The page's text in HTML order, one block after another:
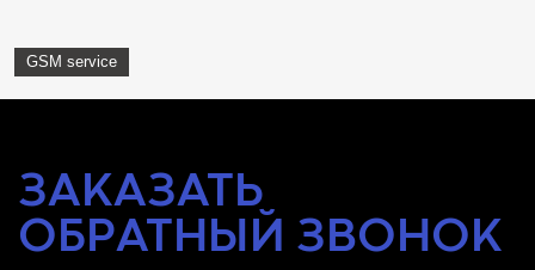
GSM service
ЗАКАЗАТЬ
ОБРАТНЫЙ ЗВОНОК